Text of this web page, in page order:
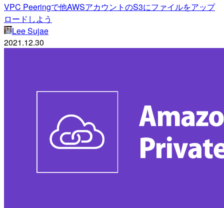
VPC Peeringで他AWSアカウントのS3にファイルをアップ
ロードしよう
Lee Sujae
2021.12.30